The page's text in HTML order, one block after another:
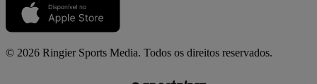
© 2026 Ringier Sports Media. Todos os direitos reservados.